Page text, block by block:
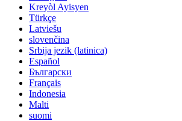
Kreyòl Ayisyen
Türkçe
Latviešu
slovenčina
Srbija jezik (latinica)
Español
Български
Français
Indonesia
Malti
suomi